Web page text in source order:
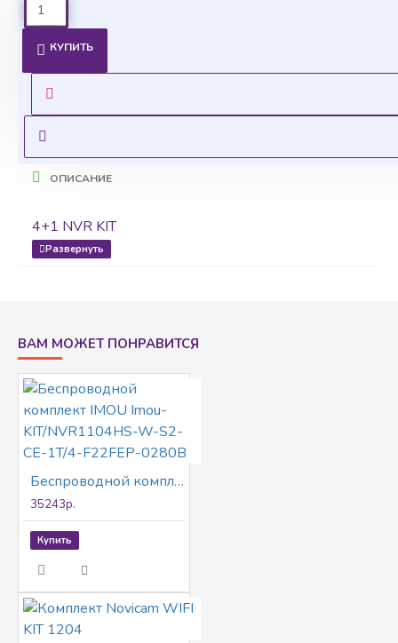
КУПИТЬ
Ценовая политика
Уточнить цены на опт можно у менеджера
ОПИСАНИЕ
4+1 NVR KIT
ВАМ МОЖЕТ ПОНРАВИТСЯ
Беспроводной комплект IMOU Imou-KIT/NVR1104HS-W-S2-CE-1T/4-F22FEP-0280B
35243р.
Купить